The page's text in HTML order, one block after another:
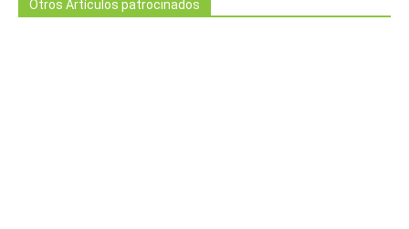
Otros Artículos patrocinados